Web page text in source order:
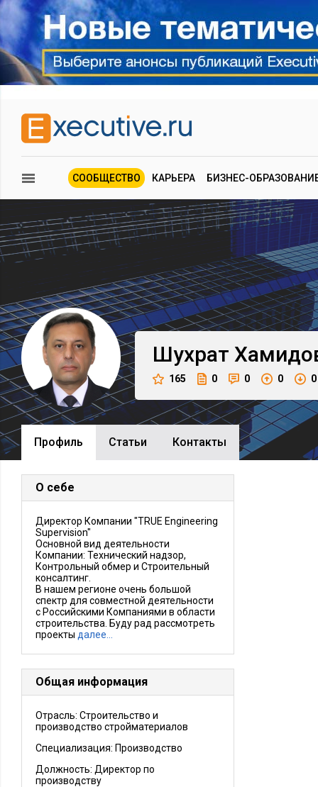
СООБЩЕСТВО КАРЬЕРА БИЗНЕС-
Шухрат
165 0 0 0 0
Профиль Cтатьи Контакты
О себе
Директор Компании "TRUE Engineering
Supervision"
Основной вид деятельности
Компании: Технический надзор,
Контрольный обмер и Строительный
консалтинг.
В нашем регионе очень большой
спектр для совместной деятельности
с Российскими Компаниями в области
строительства. Буду рад рассмотреть
проекты далее…
Общая информация
Отрасль: Строительство и
производство стройматериалов
Специализация: Производство
Должность: Директор по
производству